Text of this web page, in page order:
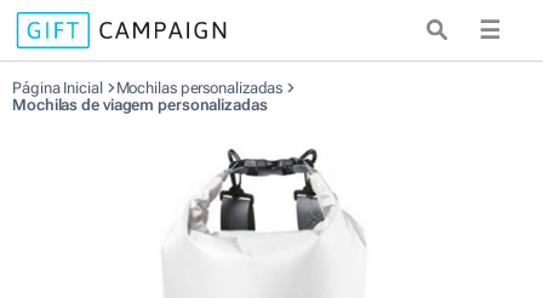
☰
Página Inicial
Mochilas personalizadas
Mochilas de viagem personalizadas